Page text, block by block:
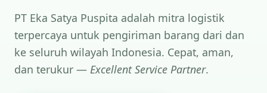
PT Eka Satya Puspita adalah mitra logistik
terpercaya untuk pengiriman barang dari dan
ke seluruh wilayah Indonesia. Cepat, aman,
dan terukur — Excellent Service Partner.